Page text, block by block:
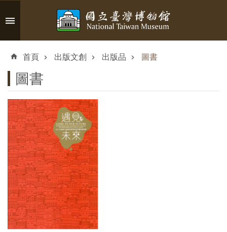
跳到主要內容區塊
搜
認
識
臺
博
參
觀
資
首頁 出版文創 出版品 圖書
圖書